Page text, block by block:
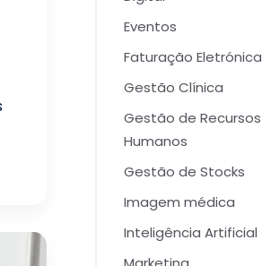
Eventos
Faturação Eletrónica
Gestão Clínica
Gestão de Recursos
Humanos
Gestão de Stocks
Imagem médica
Inteligência Artificial